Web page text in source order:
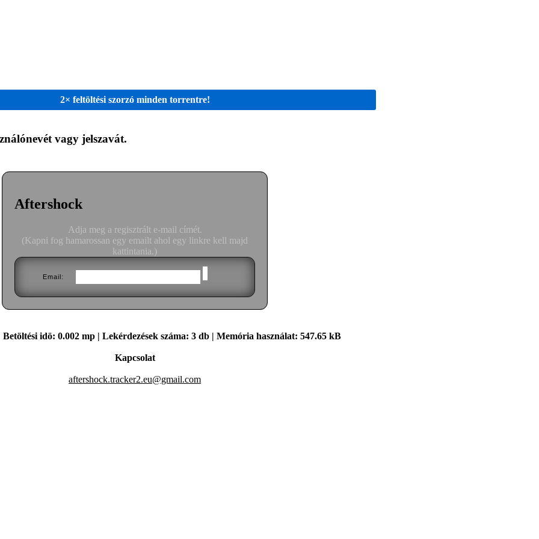
2× feltöltési szorzó minden torrentre!
vagy jelszavát.
Aftershock
Adja meg a regisztrált e-mail címét.
(Kapni fog hamarossan egy emailt ahol egy linkre kell majd
kattintania.)
Email:
idö: 0.002 mp | Lekérdezések száma: 3 db | Memória használat: 547.65 kB
Kapcsolat
aftershock.tracker2.eu@gmail.com